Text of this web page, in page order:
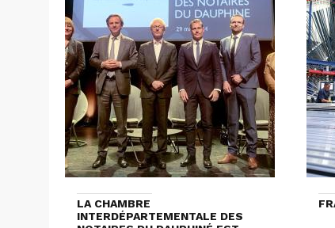
LA CHAMBRE
INTERDÉPARTEMENTALE DES